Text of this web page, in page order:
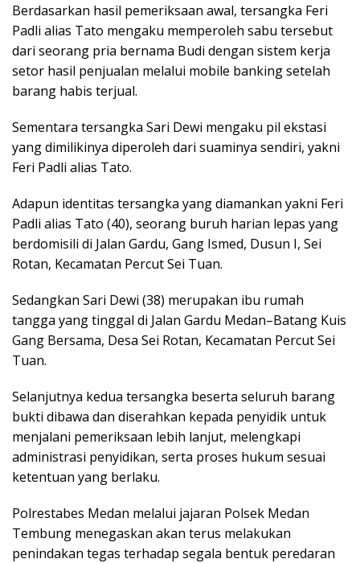
Berdasarkan hasil pemeriksaan awal, tersangka Feri
Padli alias Tato mengaku memperoleh sabu tersebut
dari seorang pria bernama Budi dengan sistem kerja
setor hasil penjualan melalui mobile banking setelah
barang habis terjual.
Sementara tersangka Sari Dewi mengaku pil ekstasi
yang dimilikinya diperoleh dari suaminya sendiri, yakni
Feri Padli alias Tato.
Adapun identitas tersangka yang diamankan yakni Feri
Padli alias Tato (40), seorang buruh harian lepas yang
berdomisili di Jalan Gardu, Gang Ismed, Dusun I, Sei
Rotan, Kecamatan Percut Sei Tuan.
Sedangkan Sari Dewi (38) merupakan ibu rumah
tangga yang tinggal di Jalan Gardu Medan–Batang Kuis
Gang Bersama, Desa Sei Rotan, Kecamatan Percut Sei
Tuan.
Selanjutnya kedua tersangka beserta seluruh barang
bukti dibawa dan diserahkan kepada penyidik untuk
menjalani pemeriksaan lebih lanjut, melengkapi
administrasi penyidikan, serta proses hukum sesuai
ketentuan yang berlaku.
Polrestabes Medan melalui jajaran Polsek Medan
Tembung menegaskan akan terus melakukan
penindakan tegas terhadap segala bentuk peredaran